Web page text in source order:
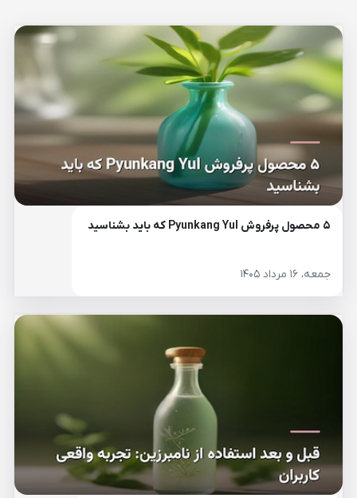
۵ محصول پرفروش Pyunkang Yul که باید بشناسید
جمعه، ۱۶ مرداد ۱۴۰۵